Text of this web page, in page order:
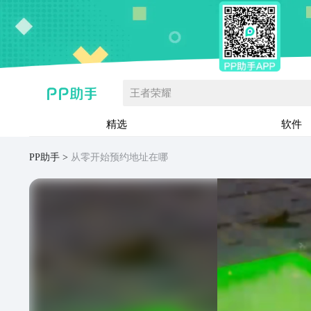
王者荣耀
精选 软件
PP助手 从零开始预约地址在哪